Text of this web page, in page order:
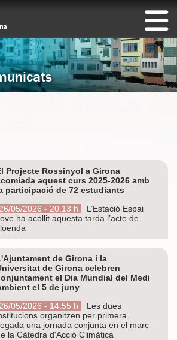
Projecte Rossinyol a Girona
aquest curs 2025-2026 amb
participació de 72 estudiants
26/05/2026 - 20.13 h
L’Estació Espai
ha acollit aquesta tarda l’acte de
de Girona i la
de Girona celebren
el Dia Mundial del Medi
el 5 de juny
26/05/2026 - 14.55 h
Les dues
organitzen per primera
una jornada conjunta en el marc
la Càtedra d'Acció Climàtica